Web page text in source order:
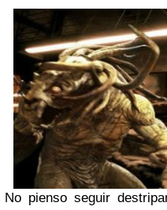
No pienso seguir